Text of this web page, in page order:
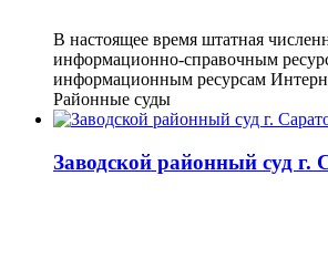
В настоящее время штатная
информационно-справочным
информационным ресурсам
Районные суды
Заводской районный суд г.